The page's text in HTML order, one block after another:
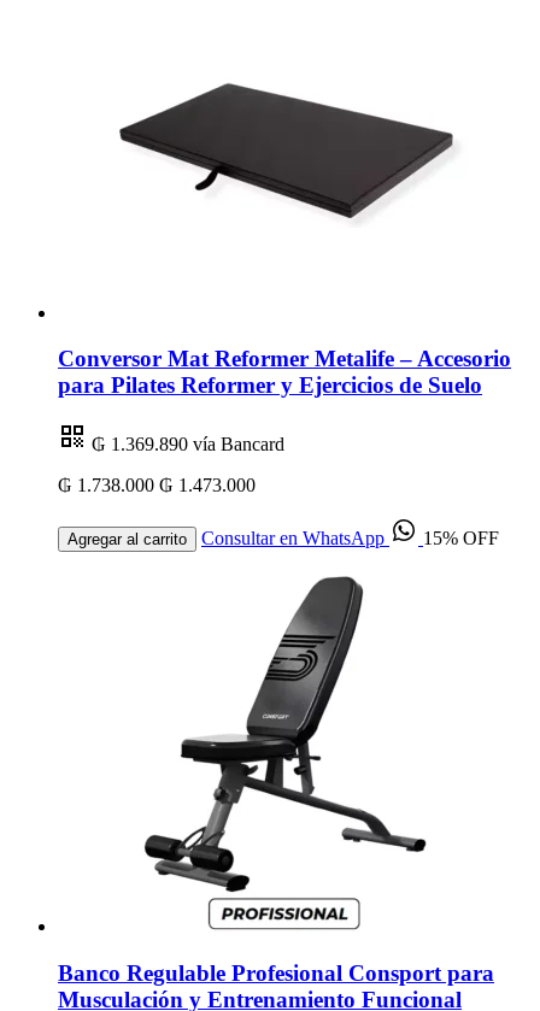
Conversor Mat Reformer Metalife – Accesorio
para Pilates Reformer y Ejercicios de Suelo
₲ 1.369.890 vía Bancard
₲ 1.738.000 ₲ 1.473.000
Agregar al carrito Consultar en WhatsApp 15% OFF
Banco Regulable Profesional Consport para
Musculación y Entrenamiento Funcional